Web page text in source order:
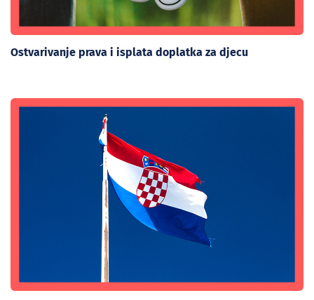
Ostvarivanje prava i isplata doplatka za djecu